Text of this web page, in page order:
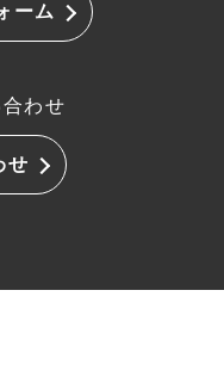
ーム
わせ
せ